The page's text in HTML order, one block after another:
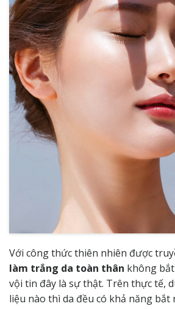
Với công thức thiên nhiên được
làm trắng da toàn thân không
vội tin đây là sự thật. Trên thực tế,
liệu nào thì da đều có khả năng bắt